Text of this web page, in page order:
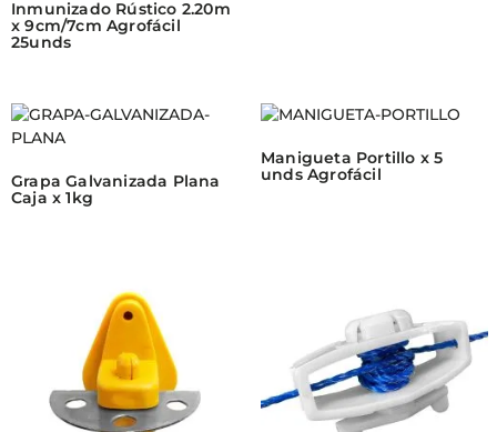
Inmunizado Rústico 2.20m
x 9cm/7cm Agrofácil
25unds
Grapa Galvanizada Plana
Caja x 1kg
Manigueta Portillo x 5
unds Agrofácil